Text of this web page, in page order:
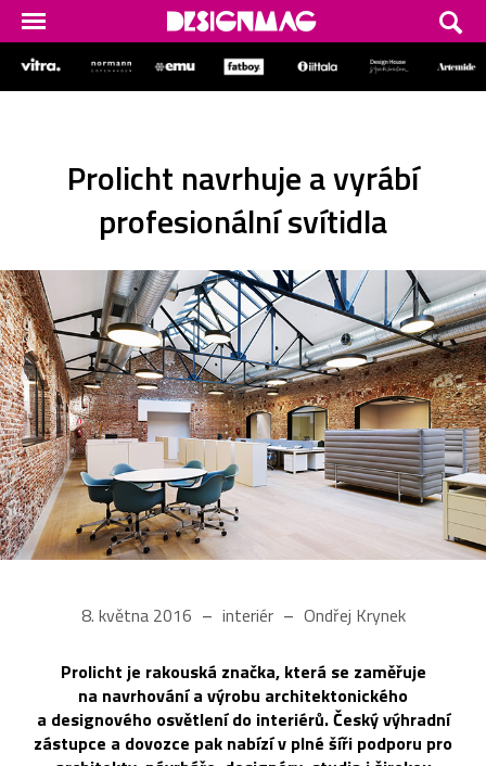
Prolicht navrhuje a vyrábí
profesionální svítidla
8. května 2016 interiér Ondřej Krynek
Prolicht je rakouská značka, která se zaměřuje
na navrhování a výrobu architektonického
a designového osvětlení do interiérů. Český výhradní
zástupce a dovozce pak nabízí v plné šíři podporu pro